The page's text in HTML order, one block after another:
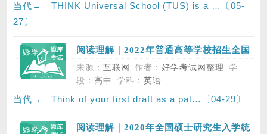
当代→｜THINK Universal School (TUS) is a …〔05-
27〕
阅读理解｜2022年普通高等学校招生全国
统一英语考试（新高考Ⅱ卷），第二部分
阅读，第二节
来源： 互联网 作者： 好学考试网整理
学
段： 高中 学科： 英语
当代→｜Think of your first draft as a pat…〔04-29〕
阅读理解｜2020年全国硕士研究生入学统